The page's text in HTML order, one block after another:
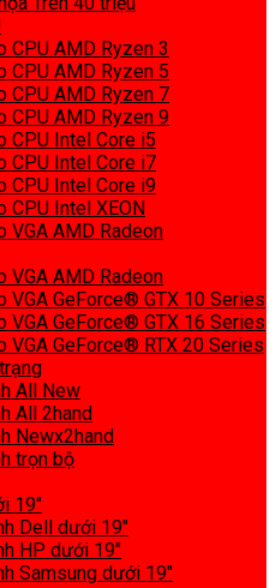
CPU AMD Ryzen 3
CPU AMD Ryzen 5
CPU AMD Ryzen 7
CPU AMD Ryzen 9
CPU Intel Core i5
CPU Intel Core i7
CPU Intel Core i9
CPU Intel XEON
VGA AMD Radeon
VGA AMD Radeon
VGA GeForce® GTX 10 Series
VGA GeForce® GTX 16 Series
VGA GeForce® RTX 20 Series
All New
All 2hand
Newx2hand
trọn bộ
19″
Dell dưới 19″
HP dưới 19″
Samsung dưới 19″